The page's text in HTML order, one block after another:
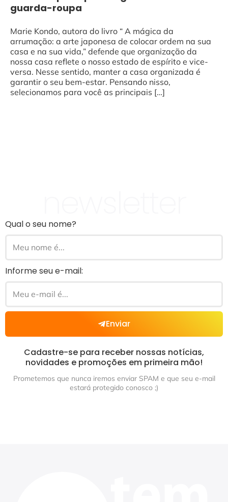
guarda-roupa
Marie Kondo, autora do livro “ A mágica da
arrumação: a arte japonesa de colocar ordem na sua
casa e na sua vida,” defende que organização da
nossa casa reflete o nosso estado de espírito e vice-
versa. Nesse sentido, manter a casa organizada é
garantir o seu bem-estar. Pensando nisso,
selecionamos para você as principais […]
Qual o seu nome?
Informe seu e-mail:
Enviar
Cadastre-se para receber nossas notícias,
novidades e promoções em primeira mão!
Prometemos que nunca iremos enviar SPAM e que seu e-mail
estará protegido conosco ;)